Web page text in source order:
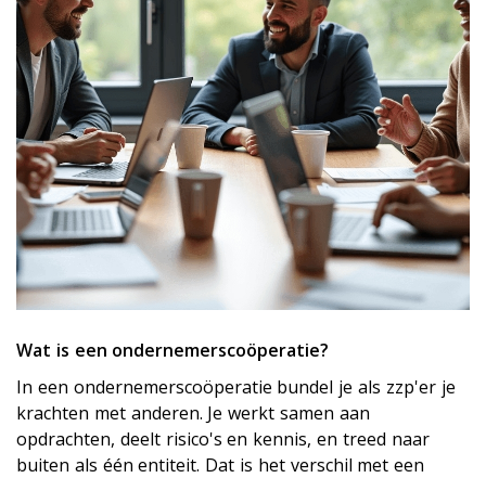
Wat is een ondernemerscoöperatie?
In een ondernemerscoöperatie bundel je als zzp'er je
krachten met anderen. Je werkt samen aan
opdrachten, deelt risico's en kennis, en treed naar
buiten als één entiteit. Dat is het verschil met een